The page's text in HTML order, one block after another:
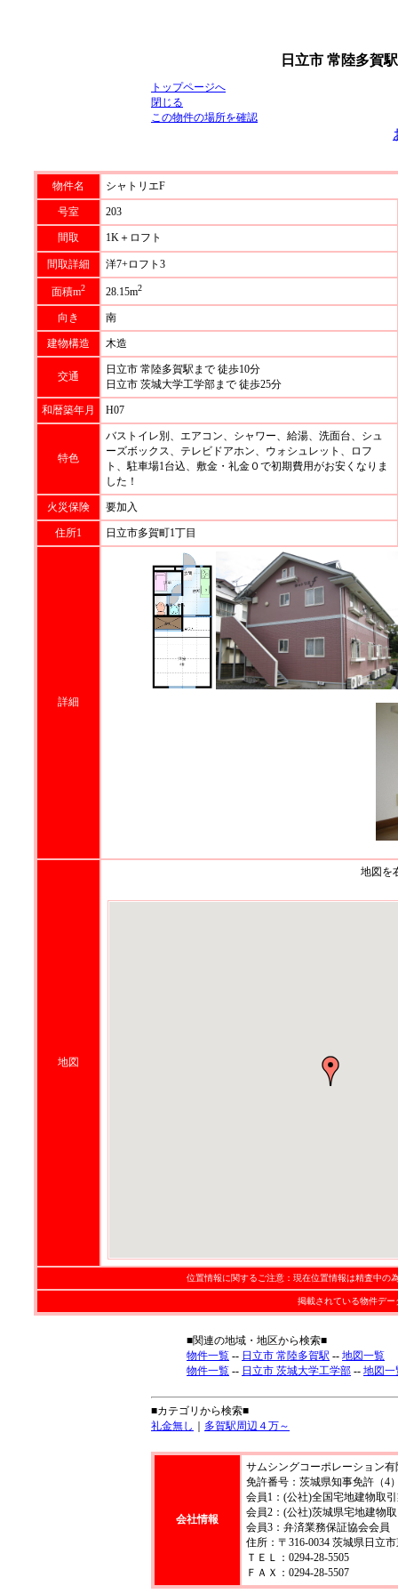
日立市 常陸多賀
トップページへ
閉じる
この物件の場所を確認
物件名 シャトリエF
号室 203
間取 1K＋ロフト
間取詳細 洋7+ロフト3
面積m2 28.15m2
向き 南
建物構造 木造
交通
日立市 常陸多賀駅まで 徒歩10分
日立市 茨城大学工学部まで 徒歩25分
和暦築年月 H07
特色
バストイレ別、エアコン、シャワー、給湯、洗面台、シュ
ーズボックス、テレビドアホン、ウォシュレット、ロフ
ト、駐車場1台込、敷金・礼金０で初期費用がお安くなりま
した！
火災保険 要加入
住所1 日立市多賀町1丁目
詳細
地図
地図を
位置情報に関するご注意：現在位置情報は精査中の
掲載されている物件デ
■関連の地域・地区から検索■
物件一覧 -- 日立市 常陸多賀駅 -- 地図一覧
物件一覧 -- 日立市 茨城大学工学部 -- 地図一
■カテゴリから検索■
礼金無し ｜ 多賀駅周辺４万～
会社情報
サムシングコーポレーション有
免許番号：茨城県知事免許（4
会員1：(公社)全国宅地建物取
会員2：(公社)茨城県宅地建物
会員3：弁済業務保証協会会員
住所：〒316-0034 茨城県日立
ＴＥＬ：0294-28-5505
ＦＡＸ：0294-28-5507